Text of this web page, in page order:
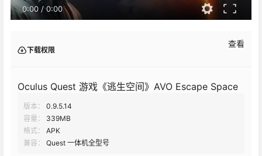
0:00 /0:00
下载权限
查看
Oculus Quest 游戏《逃生空间》AVO Escape Space
版本：
0.9.5.14
容量：
339MB
格式：
APK
兼容：
Quest 一体机全型号